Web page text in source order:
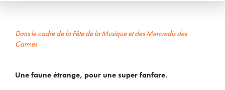
Dans le cadre de la Fête de la Musique et des Mercredis des
Carmes
Une faune étrange, pour une super fanfare.